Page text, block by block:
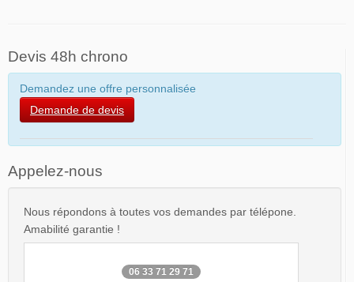
Devis 48h chrono
Demandez une offre personnalisée
Demande de devis
Appelez-nous
Nous répondons à toutes vos demandes par télépone.
Amabilité garantie !
06 33 71 29 71